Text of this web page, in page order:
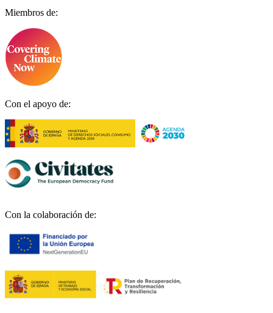
Miembros de:
Con el apoyo de:
Con la colaboración de: